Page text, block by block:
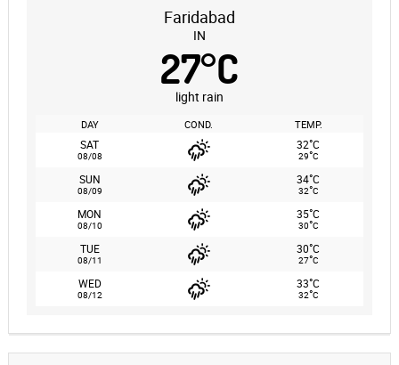
Faridabad
IN
27°C
light rain
DAY COND. TEMP.
SAT
08/08
32°C
29°C
SUN
08/09
34°C
32°C
MON
08/10
35°C
30°C
TUE
08/11
30°C
27°C
WED
08/12
33°C
32°C